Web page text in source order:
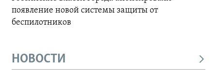
появление новой системы защиты от
беспилотников
НОВОСТИ